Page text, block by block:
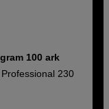
100 ark
230